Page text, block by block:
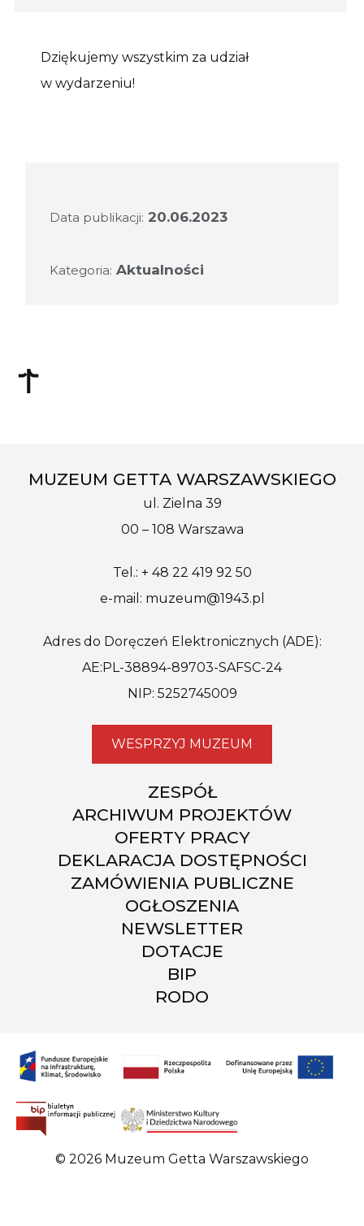
Dziękujemy wszystkim za udział
w wydarzeniu!
Data publikacji: 20.06.2023
Kategoria: Aktualności
MUZEUM GETTA WARSZAWSKIEGO
ul. Zielna 39
00 – 108 Warszawa
Tel.: + 48 22 419 92 50
e-mail: muzeum@1943.pl
Adres do Doręczeń Elektronicznych (ADE):
AE:PL-38894-89703-SAFSC-24
NIP: 5252745009
WESPRZYJ MUZEUM
ZESPÓŁ
ARCHIWUM PROJEKTÓW
OFERTY PRACY
DEKLARACJA DOSTĘPNOŚCI
ZAMÓWIENIA PUBLICZNE
OGŁOSZENIA
NEWSLETTER
DOTACJE
BIP
RODO
© 2026 Muzeum Getta Warszawskiego